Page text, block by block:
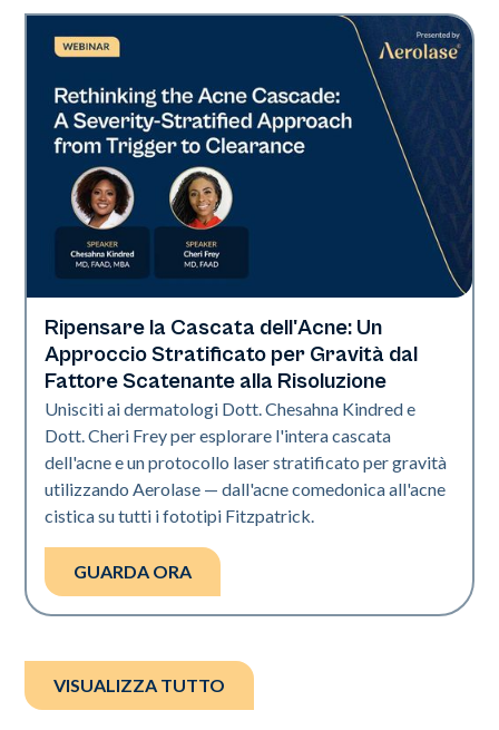
Neo Elite
Ripensare la Cascata dell'Acne: Un
Approccio Stratificato per Gravità dal
Fattore Scatenante alla Risoluzione
Unisciti ai dermatologi Dott. Chesahna Kindred e
Dott. Cheri Frey per esplorare l'intera cascata
dell'acne e un protocollo laser stratificato per gravità
utilizzando Aerolase — dall'acne comedonica all'acne
cistica su tutti i fototipi Fitzpatrick.
GUARDA ORA
VISUALIZZA TUTTO